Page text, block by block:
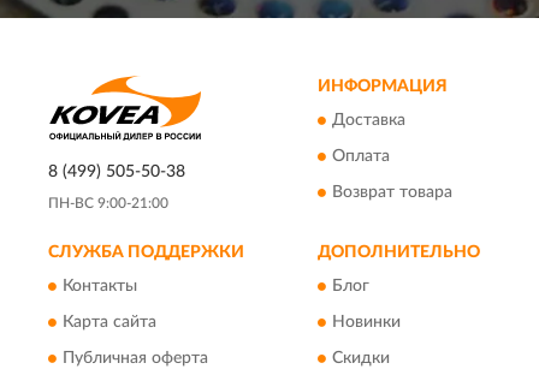
8 (499) 505-50-38
ПН-ВС 9:00-21:00
ИНФОРМАЦИЯ
Доставка
Оплата
Возврат товара
СЛУЖБА ПОДДЕРЖКИ
Контакты
Карта сайта
Публичная оферта
ДОПОЛНИТЕЛЬНО
Блог
Новинки
Скидки